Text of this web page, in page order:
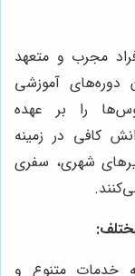
مجرب و متعهد
دوره‌های آموزشی
را بر عهده
کافی در زمینه
شهری، سفری
خدمات متنوع و